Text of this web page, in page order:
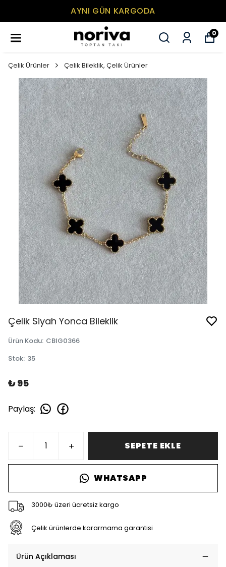
AYNI GÜN KARGODA
0
Çelik Ürünler Çelik Bileklik, Çelik Ürünler
Çelik Siyah Yonca Bileklik
Ürün Kodu: CBIG0366
Stok: 35
₺ 95
Paylaş:
SEPETE EKLE
WHATSAPP
3000₺ üzeri ücretsiz kargo
Çelik ürünlerde kararmama garantisi
Ürün Açıklaması